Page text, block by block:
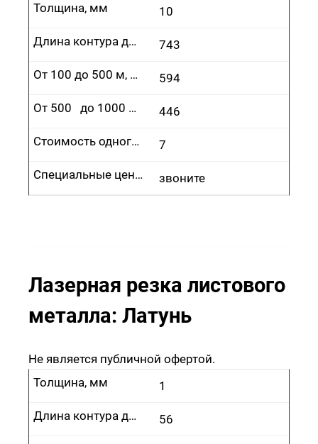
10
Толщина, мм
743
Длина контура до 100 м, руб.
594
От 100 до 500 м, руб.
446
От 500 до 1000 м, руб.
7
Стоимость одного врезания, руб.
звоните
Специальные цены
Лазерная резка листового
металла: Латунь
Не является публичной офертой.
1
Толщина, мм
56
Длина контура до 100 м, руб.